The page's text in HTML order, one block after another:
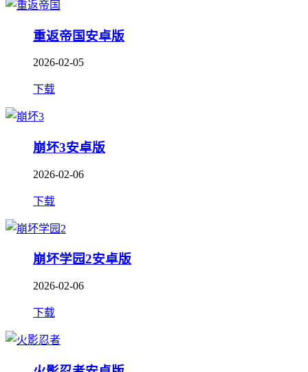
重返帝国安卓版
2026-02-05
下载
崩坏3安卓版
2026-02-06
下载
崩坏学园2安卓版
2026-02-06
下载